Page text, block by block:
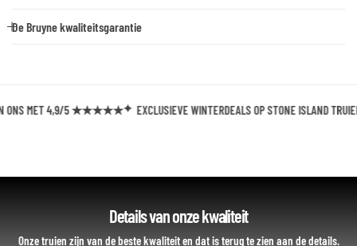
De Bruyne kwaliteitsgarantie
ONS MET 4,9/5 ★★★★★ EXCLUSIEVE WINTERDEALS OP STONE ISLAND TRUIEN
Details van onze kwaliteit
Onze truien zijn van de beste kwaliteit en dat is terug te zien aan de details.